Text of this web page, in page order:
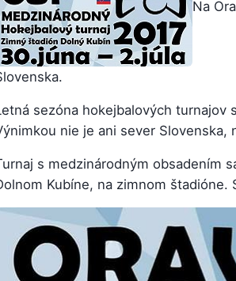
Na
sezóna hokejbalových turnajov
nie je ani sever Slovenska,
s medzinárodným obsadením
Kubíne, na zimnom štadióne.